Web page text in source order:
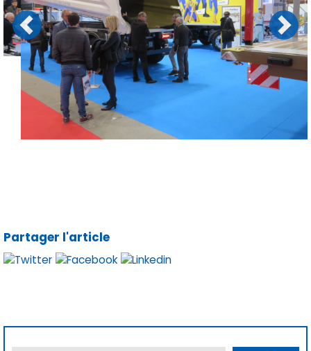
Previous Next
Partager l'article